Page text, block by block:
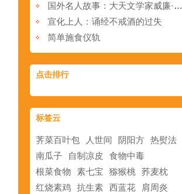
国外名人故事：大天文学家威廉·赫歇尔
宣化上人：诵经不戒酒的过失
简单施食仪轨
点击排行
标签云
荠菜百叶包 人世间 阴阳方 热熨法
南瓜子
自制凉皮
食物中毒
根菜食物
素七宝 猕猴桃 荞麦枕
红烧素鸡 抗生素 西蓝花
肩周炎